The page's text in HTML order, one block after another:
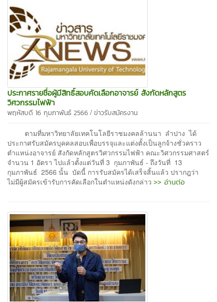
ประกาศรายชื่อผู้มีสิทธิ์สอบคัดเลือกอาจารย์ สังกัดหลักสูตร
วิศวกรรมไฟฟ้า
พฤหัสบดี 16 กุมภาพันธ์ 2566 / ข่าวรับสมัครงาน
ตามที่มหาวิทยาลัยเทคโนโลยีราชมงคลล้านนา ลำปาง ได้
ประกาศรับสมัครบุคคลสอบเพื่อบรรจุและแต่งตั้งเป็นลูกจ้างชั่วคราว
ตำแหน่งอาจารย์ สังกัดหลักสูตรวิศวกรรมไฟฟ้า คณะวิศวกรรมศาสตร์
จำนวน 1 อัตรา ไปแล้วตั้งแต่วันที่ 3 กุมภาพันธ์ - ถึงวันที่ 13
กุมภาพันธ์ 2566 นั้น บัดนี้ การรับสมัครได้เสร็จสิ้นแล้ว ปรากฎว่า
ไม่มีผู้สมัครเข้ารับการคัดเลือกในตำแหน่งดังกล่าว >> อ่านต่อ